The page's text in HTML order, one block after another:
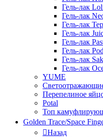
Гель-лак
Гель-лак
Гель-лак
Гель-лак
Гель-лак
Гель-лак
Гель-лак
Гель-лак
YUME
Перепелиное
Potal
Топ
Golden Trace/Space
Назад